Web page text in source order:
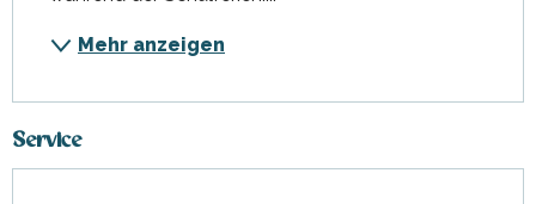
Mehr anzeigen
Service